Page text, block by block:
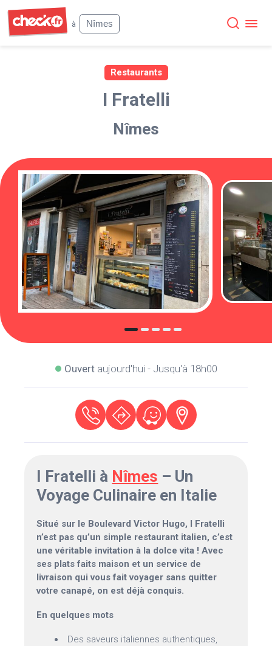
à
Nîmes
Restaurants
I Fratelli
Nîmes
Ouvertaujourd'hui - Jusqu'à 18h00
I Fratelli à Nîmes – Un
Voyage Culinaire en Italie
Situé sur le Boulevard Victor Hugo, I Fratelli
n’est pas qu’un simple restaurant italien, c’est
une véritable invitation à la dolce vita ! Avec
ses plats faits maison et un service de
livraison qui vous fait voyager sans quitter
votre canapé, on est déjà conquis.
En quelques mots
Des saveurs italiennes authentiques,